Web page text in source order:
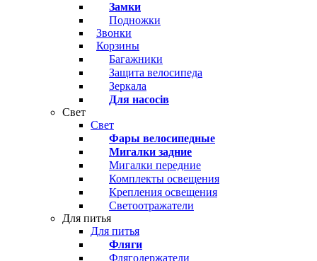
Замки
Подножки
Звонки
Корзины
Багажники
Защита велосипеда
Зеркала
Для насосів
Свет
Свет
Фары велосипедные
Мигалки задние
Мигалки передние
Комплекты освещения
Крепления освещения
Светоотражатели
Для питья
Для питья
Фляги
Флягодержатели